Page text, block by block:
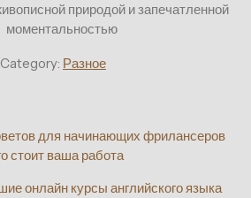
природой и запечатленной
моментальностью
Category: Разное
для начинающих фрилансеров
стоит ваша работа
онлайн курсы английского языка